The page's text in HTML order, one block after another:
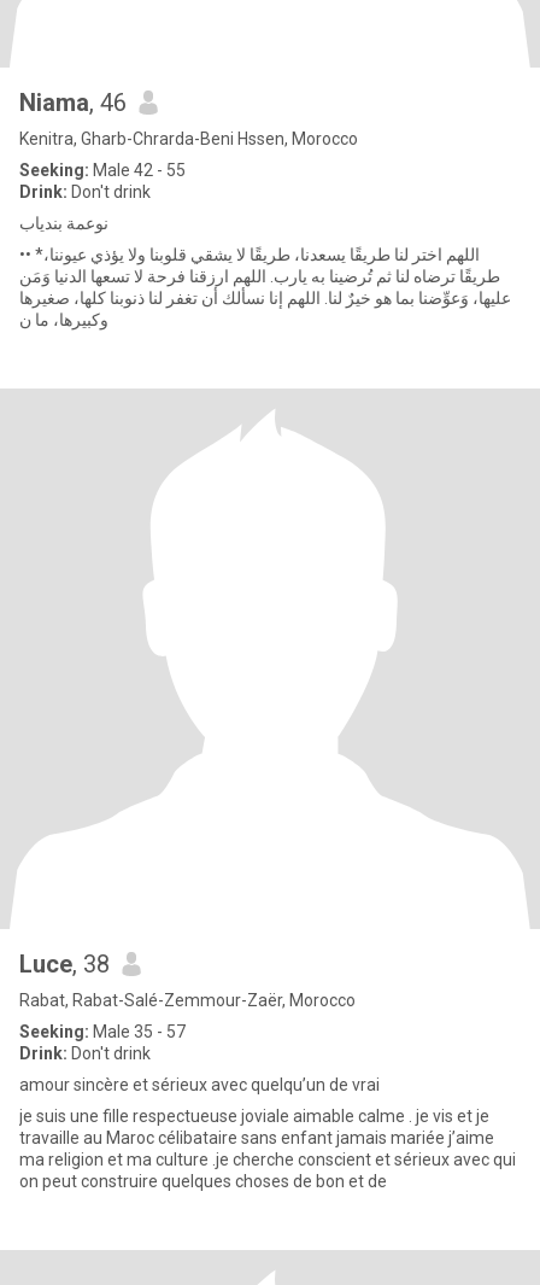
Niama, 46
Kenitra, Gharb-Chrarda-Beni Hssen, Morocco
Seeking: Male 42 - 55
Drink: Don't drink
نوعمة بندياب
•• *اللهم اختر لنا طريقًا يسعدنا، طريقًا لا يشقي قلوبنا ولا يؤذي عيوننا،
طريقًا ترضاه لنا ثم تُرضينا به يارب. اللهم ارزقنا فرحة لا تسعها الدنيا وَمَن
عليها، وَعوِّضنا بما هو خيرٌ لنا. اللهم إنا نسألك أن تغفر لنا ذنوبنا كلها، صغيرها
وكبيرها، ما ن
Luce, 38
Rabat, Rabat-Salé-Zemmour-Zaër, Morocco
Seeking: Male 35 - 57
Drink: Don't drink
amour sincère et sérieux avec quelqu’un de vrai
je suis une fille respectueuse joviale aimable calme . je vis et je
travaille au Maroc célibataire sans enfant jamais mariée j’aime
ma religion et ma culture .je cherche conscient et sérieux avec qui
on peut construire quelques choses de bon et de